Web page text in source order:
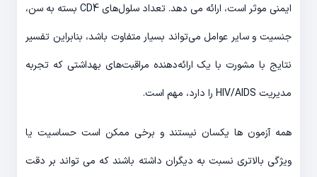
ایمنی موثر است، ارائه می دهد. تعداد سلول‌های CD4 بسته به سن،
جنسیت و سایر عوامل می‌تواند بسیار متفاوت باشد، بنابراین تفسیر
نتایج با مشورت با یک ارائه‌دهنده مراقبت‌های بهداشتی که تجربه
مدیریت HIV/AIDS را دارد، مهم است.
همه آزمون ها یکسان نیستند و برخی ممکن است حساسیت یا
ویژگی بالاتری نسبت به دیگران داشته باشند که می تواند بر دقت